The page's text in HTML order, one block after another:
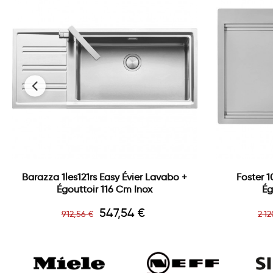
Barazza 1les121rs Easy Évier Lavabo +
Égouttoir 116 Cm Inox
Prix
de
912,56 € Prix
547,54 €
Foster
2
‹